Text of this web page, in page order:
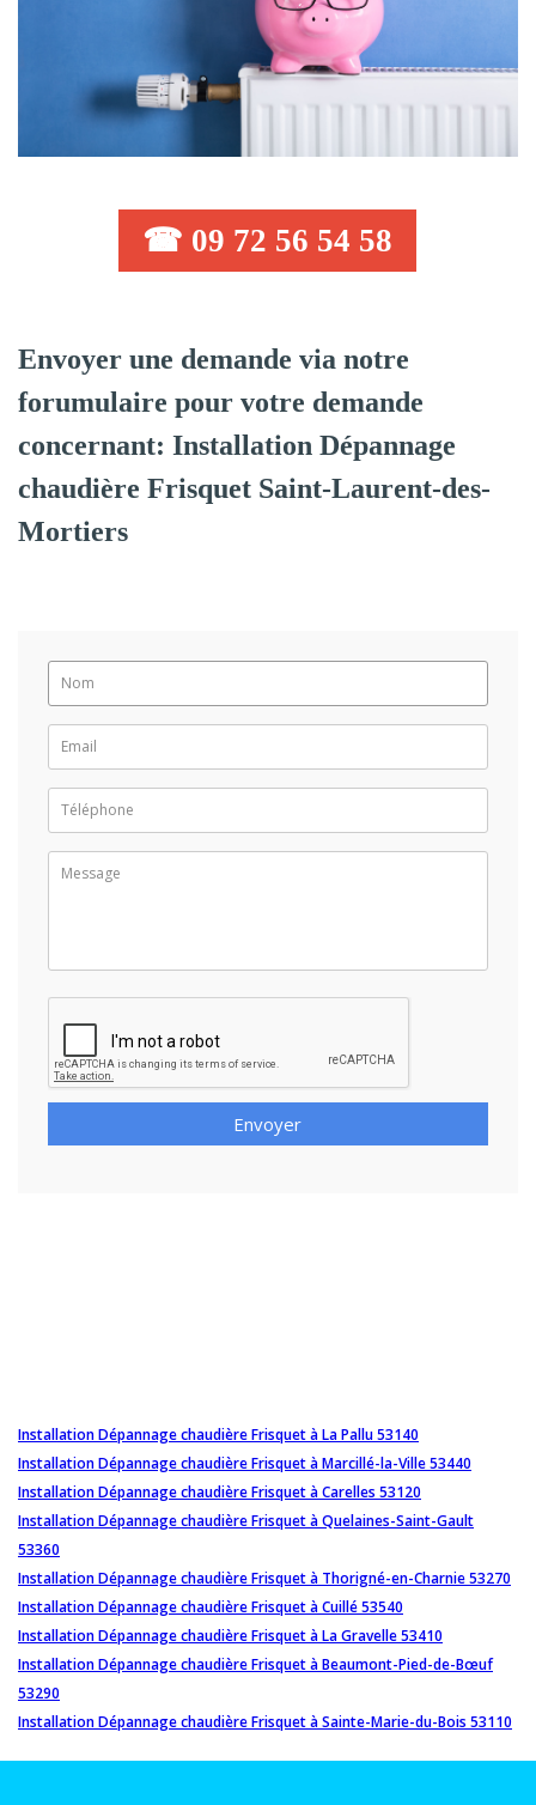
☎ 09 72 56 54 58
Envoyer une demande via notre
forumulaire pour votre demande
concernant: Installation Dépannage
chaudière Frisquet Saint-Laurent-des-
Mortiers
Envoyer
Installation Dépannage chaudière Frisquet à La Pallu 53140
Installation Dépannage chaudière Frisquet à Marcillé-la-Ville 53440
Installation Dépannage chaudière Frisquet à Carelles 53120
Installation Dépannage chaudière Frisquet à Quelaines-Saint-Gault
53360
Installation Dépannage chaudière Frisquet à Thorigné-en-Charnie 53270
Installation Dépannage chaudière Frisquet à Cuillé 53540
Installation Dépannage chaudière Frisquet à La Gravelle 53410
Installation Dépannage chaudière Frisquet à Beaumont-Pied-de-Bœuf
53290
Installation Dépannage chaudière Frisquet à Sainte-Marie-du-Bois 53110